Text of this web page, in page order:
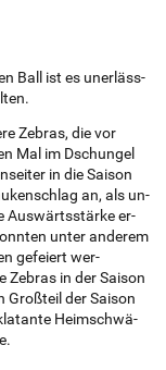
Ball ist es un­er­läss­
Ze­bras, die vor
Mal im Dschun­gel
in die Sai­son
an, als un­
Aus­wärts­stär­ke er­
unter an­de­rem
ge­fei­ert wer­
Ze­bras in der Sai­son
Groß­teil der Sai­son
Heim­schwä­